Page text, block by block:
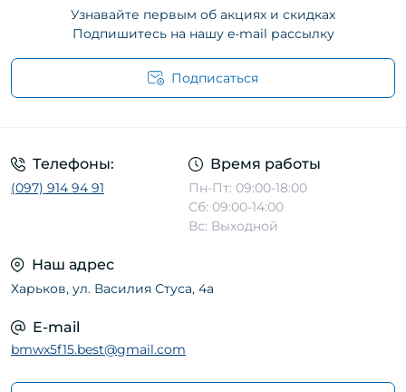
Узнавайте первым об акциях и скидках
Подпишитесь на нашу e-mail рассылку
Подписаться
Телефоны:
(097) 914 94 91
Время работы
Пн-Пт: 09:00-18:00
Сб: 09:00-14:00
Вс: Выходной
Наш адрес
Харьков, ул. Василия Стуса, 4а
E-mail
bmwx5f15.best@gmail.com